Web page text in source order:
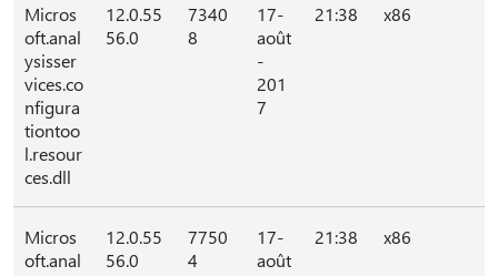
Micros
oft.anal
ysisser
vices.co
nfigura
tiontoo
l.resour
ces.dll
12.0.55
56.0
7340
8
17-
août
-
201
7
21:38 x86
Micros
oft.anal
12.0.55
56.0
7750
4
17-
août
21:38 x86